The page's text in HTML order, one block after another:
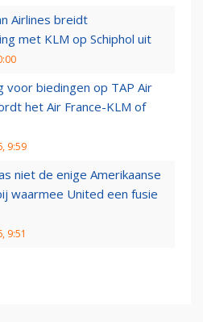
Airlines breidt
met KLM op Schiphol uit
voor biedingen op TAP Air
het Air France-KLM of
9:59
niet de enige Amerikaanse
waarmee United een fusie
9:51